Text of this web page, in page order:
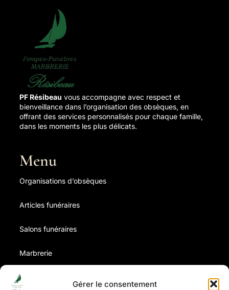
Gérer le consentement
PF Résibeau vous accompagne avec respect et
bienveillance dans l’organisation des obsèques, en
offrant des services personnalisés pour chaque famille,
dans les moments les plus délicats.
Menu
Organisations d’obsèques
Articles funéraires
Salons funéraires
Marbrerie
Contrat d’obsèques